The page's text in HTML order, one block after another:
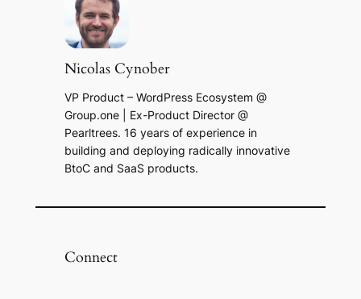
Nicolas Cynober
VP Product – WordPress Ecosystem @
Group.one | Ex-Product Director @
Pearltrees. 16 years of experience in
building and deploying radically innovative
BtoC and SaaS products.
Connect